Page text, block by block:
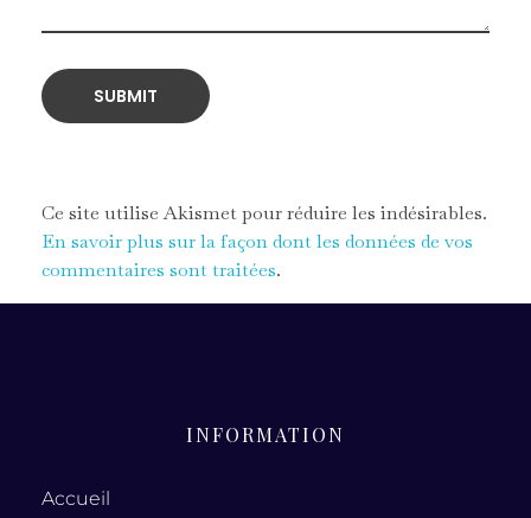
Ce site utilise Akismet pour réduire les indésirables.
En savoir plus sur la façon dont les données de vos
commentaires sont traitées.
INFORMATION
Accueil